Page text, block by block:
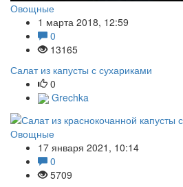
Овощные
1 марта 2018, 12:59
0
13165
Салат из капусты с сухариками
0
Grechka
Овощные
17 января 2021, 10:14
0
5709